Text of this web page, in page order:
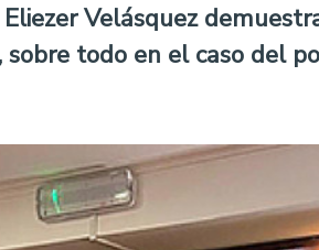
Velásquez
todo en el caso del